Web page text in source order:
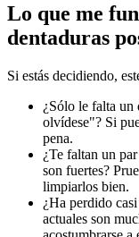
Lo que me
dentaduras
Si estás decidiendo,
¿Sólo le falta
olvídese"? Si
pena.
¿Te faltan un
son fuertes?
limpiarlos bien.
¿Ha perdido
actuales son